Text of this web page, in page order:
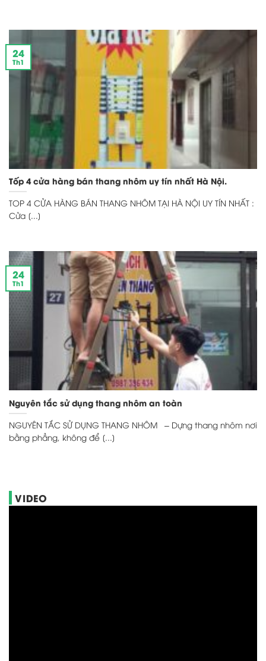
Tốp 4 cửa hàng bán thang nhôm uy tín nhất Hà Nội.
TOP 4 CỬA HÀNG BÁN THANG NHÔM TẠI HÀ NỘI UY TÍN NHẤT :
Cửa [...]
24
Th1
Nguyên tắc sử dụng thang nhôm an toàn
NGUYÊN TẮC SỬ DỤNG THANG NHÔM – Dựng thang nhôm nơi
bằng phẳng, không để [...]
24
Th1
VIDEO